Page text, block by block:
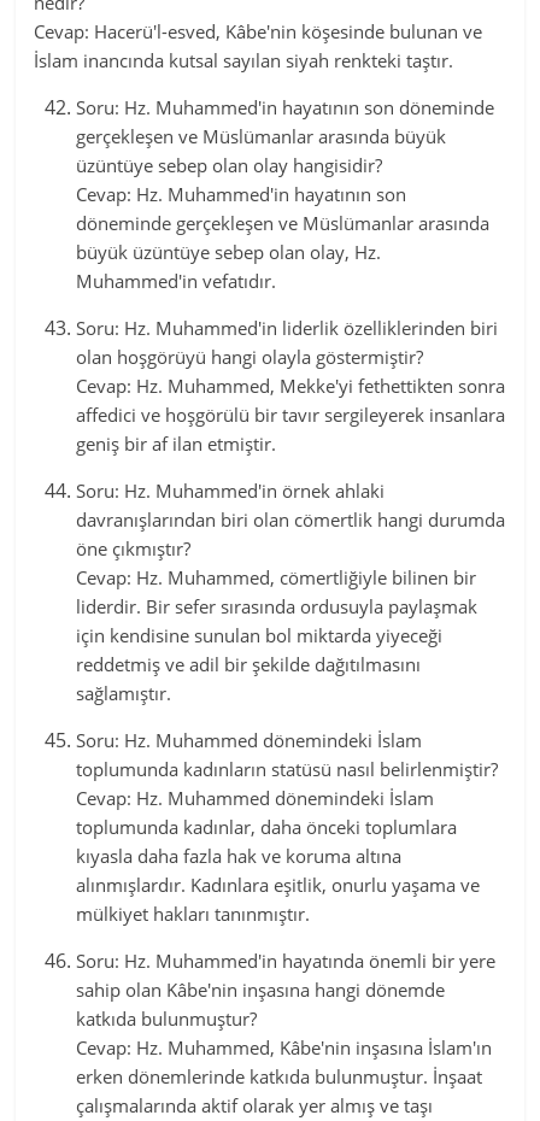
Cevap: Hacerü'l-esved, Kâbe'nin köşesinde bulunan ve
İslam inancında kutsal sayılan siyah renkteki taştır.
Soru: Hz. Muhammed'in hayatının son döneminde
gerçekleşen ve Müslümanlar arasında büyük
üzüntüye sebep olan olay hangisidir?
Cevap: Hz. Muhammed'in hayatının son
döneminde gerçekleşen ve Müslümanlar arasında
büyük üzüntüye sebep olan olay, Hz.
Muhammed'in vefatıdır.
Soru: Hz. Muhammed'in liderlik özelliklerinden biri
olan hoşgörüyü hangi olayla göstermiştir?
Cevap: Hz. Muhammed, Mekke'yi fethettikten sonra
affedici ve hoşgörülü bir tavır sergileyerek insanlara
geniş bir af ilan etmiştir.
Soru: Hz. Muhammed'in örnek ahlaki
davranışlarından biri olan cömertlik hangi durumda
öne çıkmıştır?
Cevap: Hz. Muhammed, cömertliğiyle bilinen bir
liderdir. Bir sefer sırasında ordusuyla paylaşmak
için kendisine sunulan bol miktarda yiyeceği
reddetmiş ve adil bir şekilde dağıtılmasını
sağlamıştır.
Soru: Hz. Muhammed dönemindeki İslam
toplumunda kadınların statüsü nasıl belirlenmiştir?
Cevap: Hz. Muhammed dönemindeki İslam
toplumunda kadınlar, daha önceki toplumlara
kıyasla daha fazla hak ve koruma altına
alınmışlardır. Kadınlara eşitlik, onurlu yaşama ve
mülkiyet hakları tanınmıştır.
Soru: Hz. Muhammed'in hayatında önemli bir yere
sahip olan Kâbe'nin inşasına hangi dönemde
katkıda bulunmuştur?
Cevap: Hz. Muhammed, Kâbe'nin inşasına İslam'ın
erken dönemlerinde katkıda bulunmuştur. İnşaat
çalışmalarında aktif olarak yer almış ve taşı